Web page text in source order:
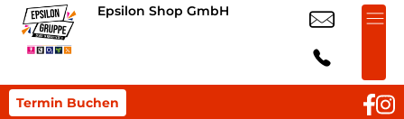
Epsilon Shop GmbH
Termin Buchen